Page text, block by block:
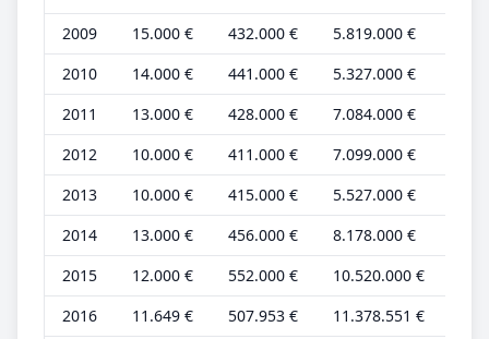
2009
15.000 € 432.000 € 5.819.000 €
2010
14.000 € 441.000 € 5.327.000 €
2011
13.000 € 428.000 € 7.084.000 €
2012
10.000 € 411.000 € 7.099.000 €
2013
10.000 € 415.000 € 5.527.000 €
2014
13.000 € 456.000 € 8.178.000 €
2015
12.000 € 552.000 € 10.520.000 €
2016
11.649 € 507.953 € 11.378.551 €